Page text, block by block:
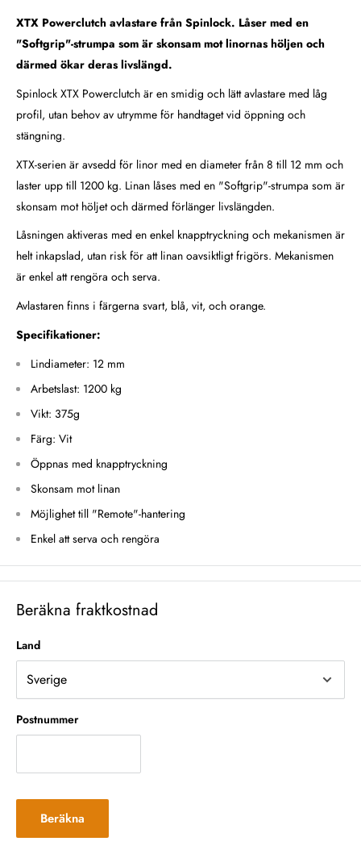
XTX Powerclutch avlastare från Spinlock. Låser med en
"Softgrip"-strumpa som är skonsam mot linornas höljen och
därmed ökar deras livslängd.
Spinlock XTX Powerclutch är en smidig och lätt avlastare med låg
profil, utan behov av utrymme för handtaget vid öppning och
stängning.
XTX-serien är avsedd för linor med en diameter från 8 till 12 mm och
laster upp till 1200 kg. Linan låses med en "Softgrip"-strumpa som är
skonsam mot höljet och därmed förlänger livslängden.
Låsningen aktiveras med en enkel knapptryckning och mekanismen är
helt inkapslad, utan risk för att linan oavsiktligt frigörs. Mekanismen
är enkel att rengöra och serva.
Avlastaren finns i färgerna svart, blå, vit, och orange.
Specifikationer:
Lindiameter: 12 mm
Arbetslast: 1200 kg
Vikt: 375g
Färg: Vit
Öppnas med knapptryckning
Skonsam mot linan
Möjlighet till "Remote"-hantering
Enkel att serva och rengöra
Beräkna fraktkostnad
Land
Postnummer
Beräkna